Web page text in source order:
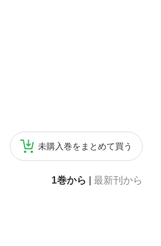
未購入巻をまとめて買う
1巻から 最新刊から